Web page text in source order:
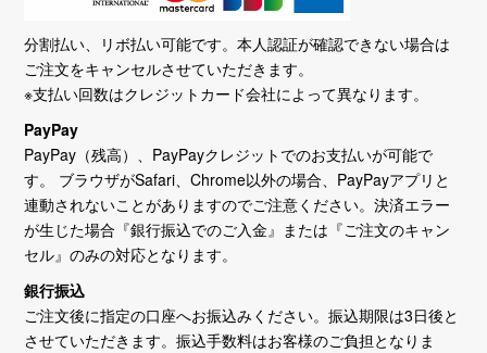
分割払い、リボ払い可能です。本人認証が確認できない場合は
ご注文をキャンセルさせていただきます。
※支払い回数はクレジットカード会社によって異なります。
PayPay
PayPay（残高）、PayPayクレジットでのお支払いが可能で
す。 ブラウザがSafari、Chrome以外の場合、PayPayアプリと
連動されないことがありますのでご注意ください。決済エラー
が生じた場合『銀行振込でのご入金』または『ご注文のキャン
セル』のみの対応となります。
銀行振込
ご注文後に指定の口座へお振込みください。振込期限は3日後と
させていただきます。振込手数料はお客様のご負担となりま